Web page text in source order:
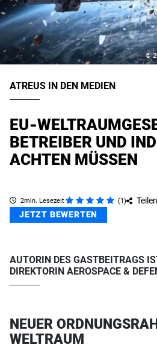
©
ATREUS IN DEN MEDIEN
BETREIBER UND
ACHTEN MÜSSEN
2min. Lesezeit (1)
Teilen
JETZT BEWERTEN
AUTORIN DES GASTBEITRAGS
DIREKTORIN AEROSPACE &
NEUER
WELTRAUM